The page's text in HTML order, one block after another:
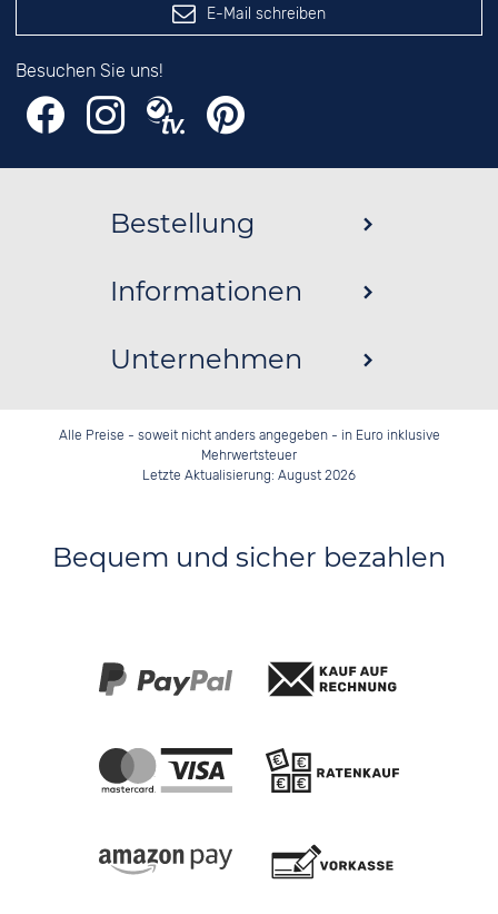
E-Mail schreiben
Besuchen Sie uns!
Bestellung
Informationen
Unternehmen
Alle Preise - soweit nicht anders angegeben - in Euro inklusive
Mehrwertsteuer
Letzte Aktualisierung: August 2026
Bequem und sicher bezahlen